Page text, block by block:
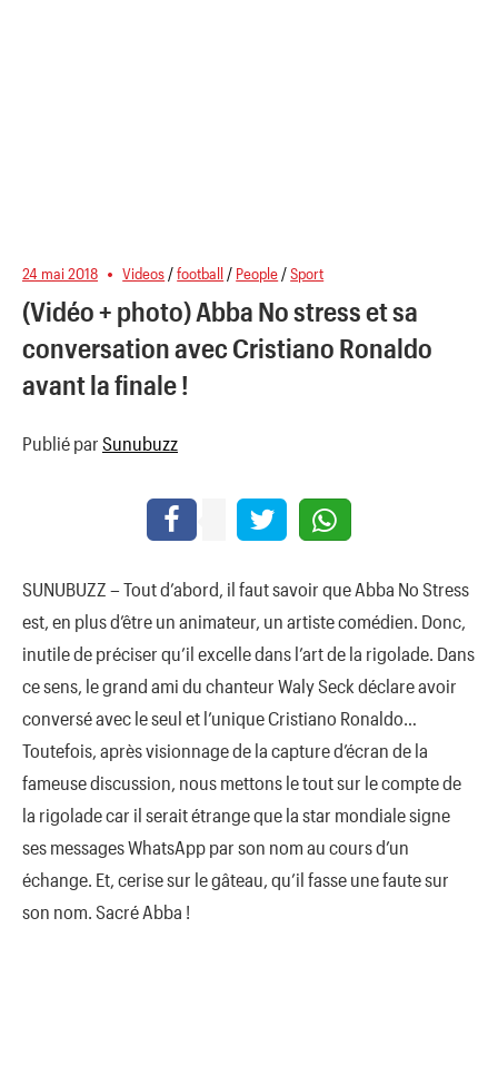
24 mai 2018 Videos /football / People /Sport
(Vidéo + photo) Abba No stress et sa
conversation avec Cristiano Ronaldo
avant la finale !
Publié par Sunubuzz
SUNUBUZZ – Tout d’abord, il faut savoir que Abba No Stress
est, en plus d’être un animateur, un artiste comédien. Donc,
inutile de préciser qu’il excelle dans l’art de la rigolade. Dans
ce sens, le grand ami du chanteur Waly Seck déclare avoir
conversé avec le seul et l’unique Cristiano Ronaldo…
Toutefois, après visionnage de la capture d’écran de la
fameuse discussion, nous mettons le tout sur le compte de
la rigolade car il serait étrange que la star mondiale signe
ses messages WhatsApp par son nom au cours d’un
échange. Et, cerise sur le gâteau, qu’il fasse une faute sur
son nom. Sacré Abba !